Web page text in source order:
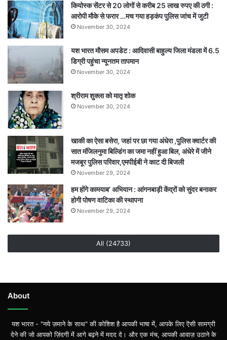
गंभीर
कियोस्क सेंटर से 20 लोगों से करीब 25 लाख रुपए की ठगी :
आरोपी मौके से फरार …मच गया हड़कंप पुलिस जांच में जुटी
November 30, 2024
यश भारत मौसम अपडेट : आदिवासी बाहुल्य जिला मंडला में 6.5
डिग्री पहुंचा न्यूनतम तापमान
November 30, 2024
श्रीराम शुक्ला को मातृ शोक
November 30, 2024
खाकी का ऐसा बसेरा, जहां पर छा गया अंधेरा ,पुलिस क्वार्टर की
सात मंजिलनुमा बिल्डिंग का जमा नहीं हुआ बिल, अंधेरे में जीने
मजबूर पुलिस परिवार,एमपीईबी ने काट दी बिजली
November 29, 2024
हम होंगे कामयाब’ अभियान : आंगनबाड़ी केंद्रों को सुंदर बनाकर
होगी पोषण वाटिका की स्थापना
November 29, 2024
All (24733)
About
यश भारत - "नये ज़माने के साथ" की कोशिश है आपकी भाषा में, आपके लिए ऎसी सामग्री
देने की जो आपको ज़िंदगी में आगे बढ़ने में मदद दे। और एक मंच, आपकी आवाज़ उठाने के